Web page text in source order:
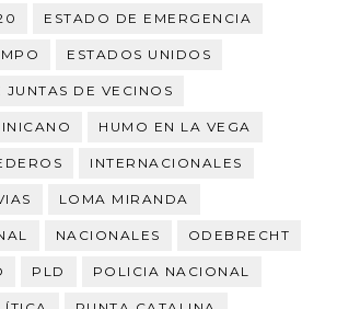
ESTADO DE EMERGENCIA
ESTADOS UNIDOS
DE VECINOS
HUMO EN LA VEGA
INTERNACIONALES
LOMA MIRANDA
NACIONALES ODEBRECHT
PLD POLICIA NACIONAL